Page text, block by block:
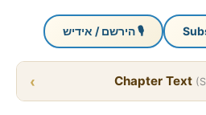
🎙 הירשם / אידיש
›